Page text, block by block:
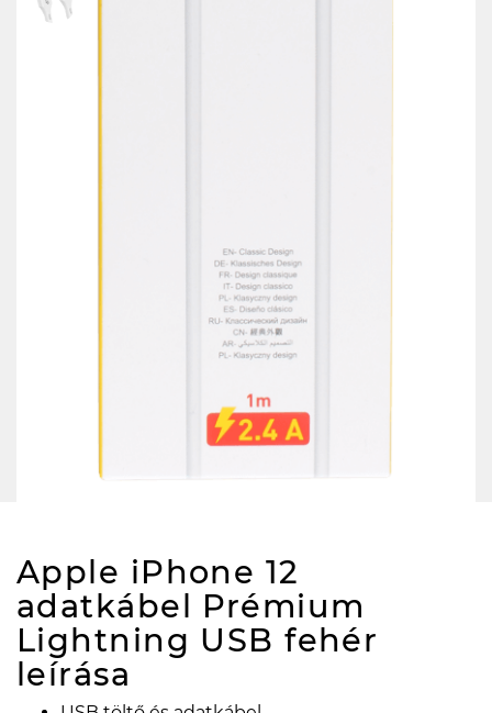
Apple iPhone 12
adatkábel Prémium
Lightning USB fehér
leírása